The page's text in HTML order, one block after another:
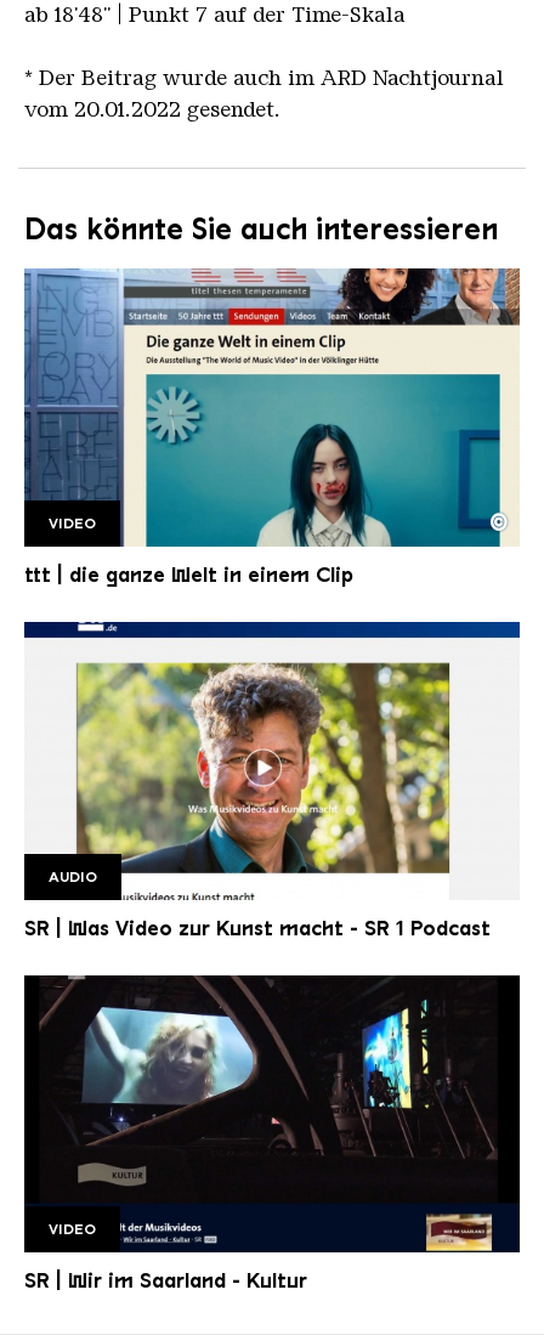
ab 18'48" | Punkt 7 auf der Time-Skala
* Der Beitrag wurde auch im ARD Nachtjournal
vom 20.01.2022 gesendet.
Das könnte Sie auch interessieren
TTT bild
Copyright: HR | ttt
©
VIDEO
ttt | die ganze Welt in einem Clip
Podcast SR1
AUDIO
SR | Was Video zur Kunst macht - SR 1 Podcast
SR Wir im Saarland
VIDEO
SR | Wir im Saarland - Kultur